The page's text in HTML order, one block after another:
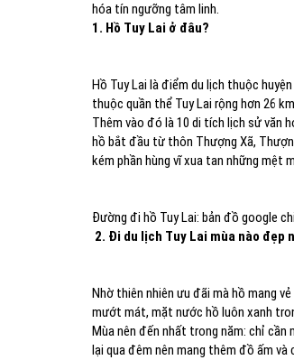
hóa tín ngưỡng tâm linh.
1. Hồ Tuy Lai ở đâu?
Hồ Tuy Lai là điểm du lịch thuộc
thuộc quần thể Tuy Lai rộng hơn 26
Thêm vào đó là 10 di tích lịch sử văn
hồ bắt đầu từ thôn Thượng Xã,
kém phần hùng vĩ xua tan những mệt
Đường đi hồ Tuy Lai: bản đồ google
2. Đi du lịch Tuy Lai mùa nào đẹp
Nhờ thiên nhiên ưu đãi mà hồ mang
mướt mát, mặt nước hồ luôn xanh
Mùa nên đến nhất trong năm: chỉ
lại qua đêm nên mang thêm đồ ấm và